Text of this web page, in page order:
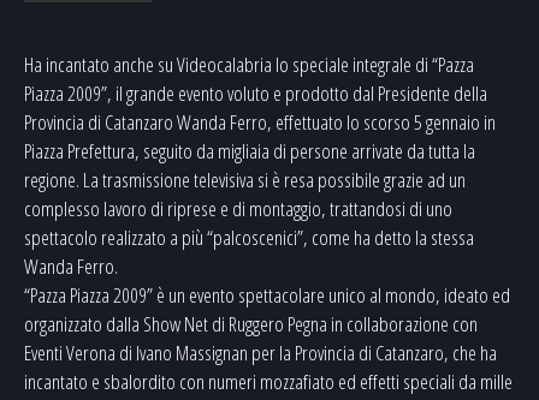
Ha incantato anche su Videocalabria lo speciale integrale di “Pazza
Piazza 2009”, il grande evento voluto e prodotto dal Presidente della
Provincia di Catanzaro Wanda Ferro, effettuato lo scorso 5 gennaio in
Piazza Prefettura, seguito da migliaia di persone arrivate da tutta la
regione. La trasmissione televisiva si è resa possibile grazie ad un
complesso lavoro di riprese e di montaggio, trattandosi di uno
spettacolo realizzato a più “palcoscenici”, come ha detto la stessa
Wanda Ferro.
“Pazza Piazza 2009” è un evento spettacolare unico al mondo, ideato ed
organizzato dalla Show Net di Ruggero Pegna in collaborazione con
Eventi Verona di Ivano Massignan per la Provincia di Catanzaro, che ha
incantato e sbalordito con numeri mozzafiato ed effetti speciali da mille